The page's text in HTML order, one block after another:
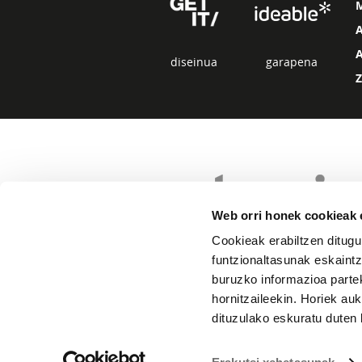
Web orri honek cookieak
Cookieak erabiltzen
funtzionaltasunak
buruzko informazioa
hornitzaileekin. Horiek
dituzulako eskuratu
diseinua garapena